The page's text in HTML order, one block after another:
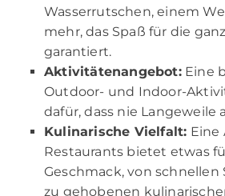
Wasserrutschen, einem
mehr, das Spaß für die
garantiert.
Aktivitätenangebot:Eine
Outdoor- und Indoor-
dafür, dass nie Langeweile
Kulinarische Vielfalt: Eine
Restaurants bietet etwas
Geschmack, von schnellen
zu gehobenen